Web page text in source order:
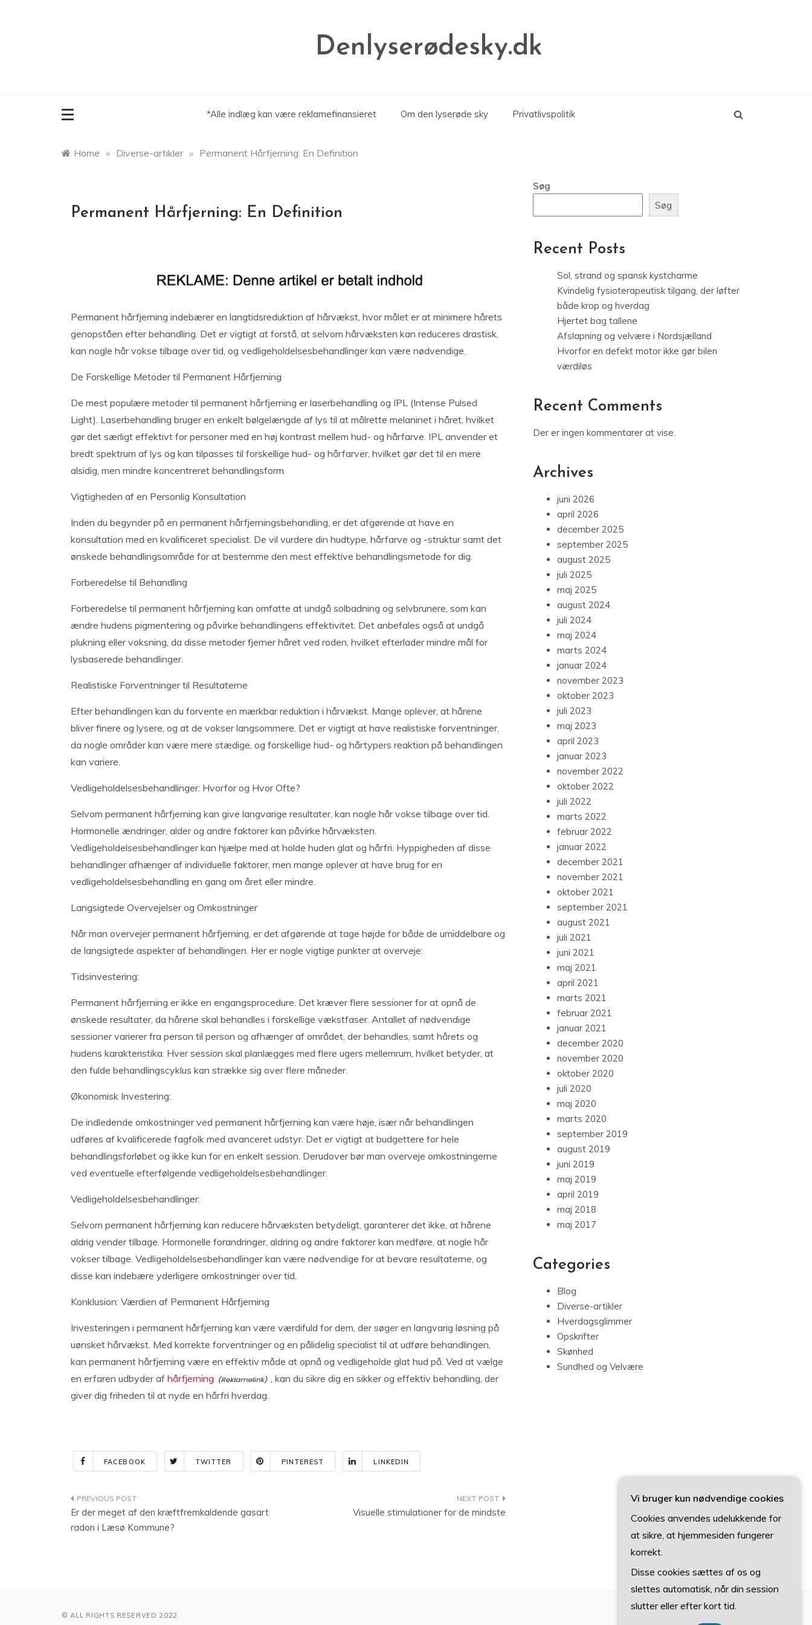
Denlyserødesky.dk
*Alle indlæg kan være reklamefinansieret Om den lyserøde sky Privatlivspolitik
Home » Diverse-artikler » Permanent Hårfjerning: En Definition
Permanent Hårfjerning: En Definition
Permanent hårfjerning indebærer en langtidsreduktion af hårvækst, hvor målet er at minimere hårets
genopståen efter behandling. Det er vigtigt at forstå, at selvom hårvæksten kan reduceres drastisk,
kan nogle hår vokse tilbage over tid, og vedligeholdelsesbehandlinger kan være nødvendige.
De Forskellige Metoder til Permanent Hårfjerning
De mest populære metoder til permanent hårfjerning er laserbehandling og IPL (Intense Pulsed
Light). Laserbehandling bruger en enkelt bølgelængde af lys til at målrette melaninet i håret, hvilket
gør det særligt effektivt for personer med en høj kontrast mellem hud- og hårfarve. IPL anvender et
bredt spektrum af lys og kan tilpasses til forskellige hud- og hårfarver, hvilket gør det til en mere
alsidig, men mindre koncentreret behandlingsform.
Vigtigheden af en Personlig Konsultation
Inden du begynder på en permanent hårfjerningsbehandling, er det afgørende at have en
konsultation med en kvalificeret specialist. De vil vurdere din hudtype, hårfarve og -struktur samt det
ønskede behandlingsområde for at bestemme den mest effektive behandlingsmetode for dig.
Forberedelse til Behandling
Forberedelse til permanent hårfjerning kan omfatte at undgå solbadning og selvbrunere, som kan
ændre hudens pigmentering og påvirke behandlingens effektivitet. Det anbefales også at undgå
plukning eller voksning, da disse metoder fjerner håret ved roden, hvilket efterlader mindre mål for
lysbaserede behandlinger.
Realistiske Forventninger til Resultaterne
Efter behandlingen kan du forvente en mærkbar reduktion i hårvækst. Mange oplever, at hårene
bliver finere og lysere, og at de vokser langsommere. Det er vigtigt at have realistiske forventninger,
da nogle områder kan være mere stædige, og forskellige hud- og hårtypers reaktion på behandlingen
kan variere.
Vedligeholdelsesbehandlinger: Hvorfor og Hvor Ofte?
Selvom permanent hårfjerning kan give langvarige resultater, kan nogle hår vokse tilbage over tid.
Hormonelle ændringer, alder og andre faktorer kan påvirke hårvæksten.
Vedligeholdelsesbehandlinger kan hjælpe med at holde huden glat og hårfri. Hyppigheden af disse
behandlinger afhænger af individuelle faktorer, men mange oplever at have brug for en
vedligeholdelsesbehandling en gang om året eller mindre.
Langsigtede Overvejelser og Omkostninger
Når man overvejer permanent hårfjerning, er det afgørende at tage højde for både de umiddelbare og
de langsigtede aspekter af behandlingen. Her er nogle vigtige punkter at overveje:
Tidsinvestering:
Permanent hårfjerning er ikke en engangsprocedure. Det kræver flere sessioner for at opnå de
ønskede resultater, da hårene skal behandles i forskellige vækstfaser. Antallet af nødvendige
sessioner varierer fra person til person og afhænger af området, der behandles, samt hårets og
hudens karakteristika. Hver session skal planlægges med flere ugers mellemrum, hvilket betyder, at
den fulde behandlingscyklus kan strække sig over flere måneder.
Økonomisk Investering:
De indledende omkostninger ved permanent hårfjerning kan være høje, især når behandlingen
udføres af kvalificerede fagfolk med avanceret udstyr. Det er vigtigt at budgettere for hele
behandlingsforløbet og ikke kun for en enkelt session. Derudover bør man overveje omkostningerne
ved eventuelle efterfølgende vedligeholdelsesbehandlinger.
Vedligeholdelsesbehandlinger:
Selvom permanent hårfjerning kan reducere hårvæksten betydeligt, garanterer det ikke, at hårene
aldrig vender tilbage. Hormonelle forandringer, aldring og andre faktorer kan medføre, at nogle hår
vokser tilbage. Vedligeholdelsesbehandlinger kan være nødvendige for at bevare resultaterne, og
disse kan indebære yderligere omkostninger over tid.
Konklusion: Værdien af Permanent Hårfjerning
Investeringen i permanent hårfjerning kan være værdifuld for dem, der søger en langvarig løsning på
uønsket hårvækst. Med korrekte forventninger og en pålidelig specialist til at udføre behandlingen,
kan permanent hårfjerning være en effektiv måde at opnå og vedligeholde glat hud på. Ved at vælge
en erfaren udbyder af hårfjerning
, kan du sikre dig en sikker og effektiv behandling, der
giver dig friheden til at nyde en hårfri hverdag.
FACEBOOK TWITTER PINTEREST LINKEDIN
Indlægsnavigation
Er der meget af den kræftfremkaldende gasart
radon i Læsø Kommune?
Visuelle stimulationer for de mindste
Søg
Søg
Recent Posts
Sol, strand og spansk kystcharme
Kvindelig fysioterapeutisk tilgang, der løfter
både krop og hverdag
Hjertet bag tallene
Afslapning og velvære i Nordsjælland
Hvorfor en defekt motor ikke gør bilen
værdiløs
Recent Comments
Der er ingen kommentarer at vise.
Archives
juni 2026
april 2026
december 2025
september 2025
august 2025
juli 2025
maj 2025
august 2024
juli 2024
maj 2024
marts 2024
januar 2024
november 2023
oktober 2023
juli 2023
maj 2023
april 2023
januar 2023
november 2022
oktober 2022
juli 2022
marts 2022
februar 2022
januar 2022
december 2021
november 2021
oktober 2021
september 2021
august 2021
juli 2021
juni 2021
maj 2021
april 2021
marts 2021
februar 2021
januar 2021
december 2020
november 2020
oktober 2020
juli 2020
maj 2020
marts 2020
september 2019
august 2019
juni 2019
maj 2019
april 2019
maj 2018
maj 2017
Categories
Blog
Diverse-artikler
Hverdagsglimmer
Opskrifter
Skønhed
Sundhed og Velvære
© ALL RIGHTS RESERVED 2022
Vi bruger kun nødvendige cookies
Cookies anvendes udelukkende for
at sikre, at hjemmesiden fungerer
korrekt.
Disse cookies sættes af os og
slettes automatisk, når din session
slutter eller efter kort tid.